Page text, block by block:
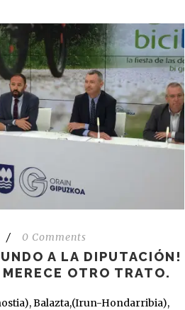
/ 0 Comments
A LA DIPUTACIÓN!
OTRO TRATO.
Balazta,(Irun-Hondarribia),